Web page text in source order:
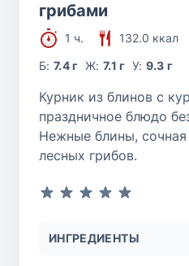
грибами
1 ч.
132.0 ккал
Б:7.4 г Ж: 7.1 г У: 9.3 г
Курник из блинов с
праздничное блюдо
Нежные блины,
лесных грибов.
ИНГРЕДИЕНТЫ